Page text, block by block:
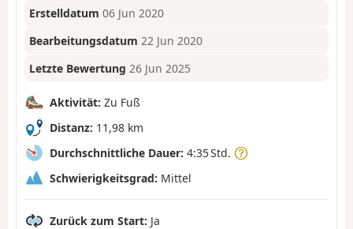
Erstelldatum 06 Jun 2020
Bearbeitungsdatum 22 Jun 2020
Letzte Bewertung 26 Jun 2025
Aktivität: Zu Fuß
Distanz: 11,98 km
Durchschnittliche Dauer: 4:35 Std.
Schwierigkeitsgrad: Mittel
Zurück zum Start: Ja